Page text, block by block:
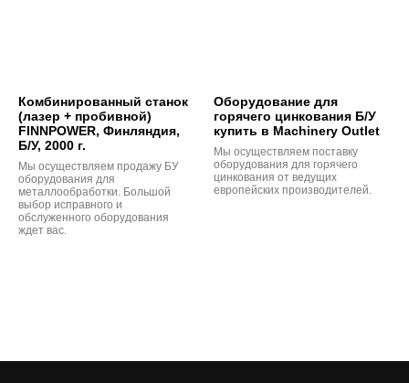
Комбинированный станок
(лазер + пробивной)
FINNPOWER, Финляндия,
Б/У, 2000 г.
Мы осуществляем продажу БУ
оборудования для
металлообработки. Большой
выбор исправного и
обслуженного оборудования
ждет вас.
Оборудование для
горячего цинкования Б/У
купить в Machinery Outlet
Мы осуществляем поставку
оборудования для горячего
цинкования от ведущих
европейских производителей.